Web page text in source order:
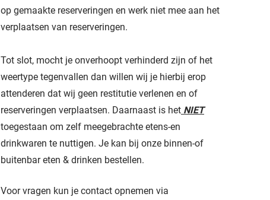
op gemaakte reserveringen en werk niet mee aan het
verplaatsen van reserveringen.
Tot slot, mocht je onverhoopt verhinderd zijn of het
weertype tegenvallen dan willen wij je hierbij erop
attenderen dat wij geen restitutie verlenen en of
reserveringen verplaatsen. Daarnaast is het NIET
toegestaan om zelf meegebrachte etens-en
drinkwaren te nuttigen. Je kan bij onze binnen-of
buitenbar eten & drinken bestellen.
Voor vragen kun je contact opnemen via